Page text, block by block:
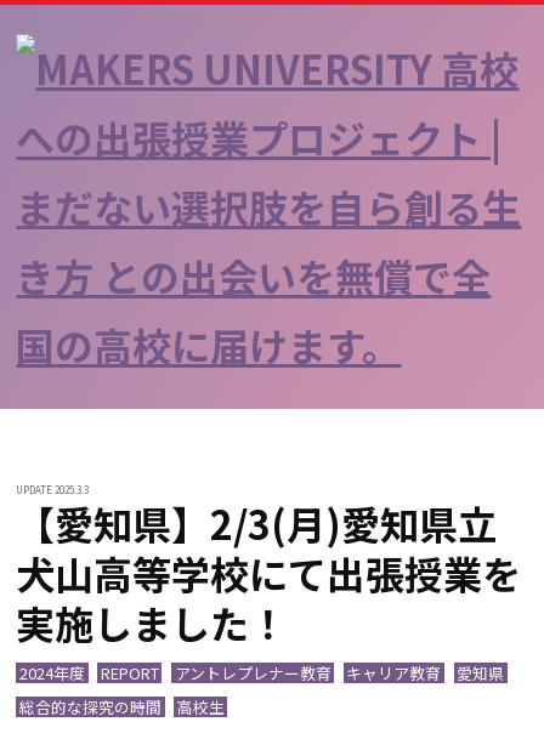
UPDATE 2025.3.3
【愛知県】2/3(月)愛知県立
犬山高等学校にて出張授業を
実施しました！
2024年度 REPORT アントレプレナー教育 キャリア教育
愛知県
総合的な探究の時間
高校生